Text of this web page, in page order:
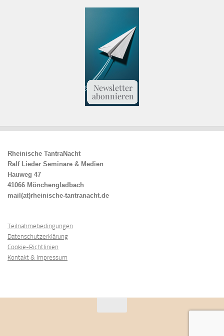
Rheinische TantraNacht
Ralf Lieder Seminare & Medien
Hauweg 47
41066 Mönchengladbach
mail(at)rheinische-tantranacht.de
Teilnahmebedingungen
Datenschutzerklärung
Cookie-Richtlinien
Kontakt & Impressum